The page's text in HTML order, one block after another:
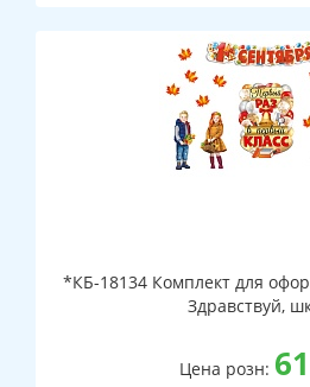
*КБ-18134 Комплект для
Здравствуй,
Цена розн: